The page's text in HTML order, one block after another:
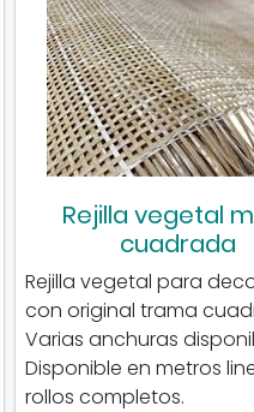
Rejilla vegetal
cuadrada
Rejilla vegetal para
con original trama
Varias anchuras
Disponible en metros
rollos completos.